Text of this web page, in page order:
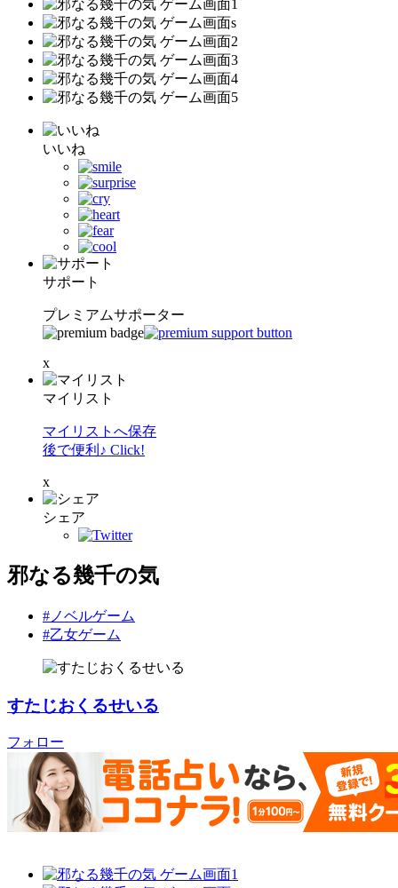
いいね
サポート
プレミアムサポーター
x
マイリスト
マイリストへ保存
後で便利♪ Click!
x
シェア
邪なる幾千の気
#ノベルゲーム
#乙女ゲーム
すたじおくるせいる
フォロー